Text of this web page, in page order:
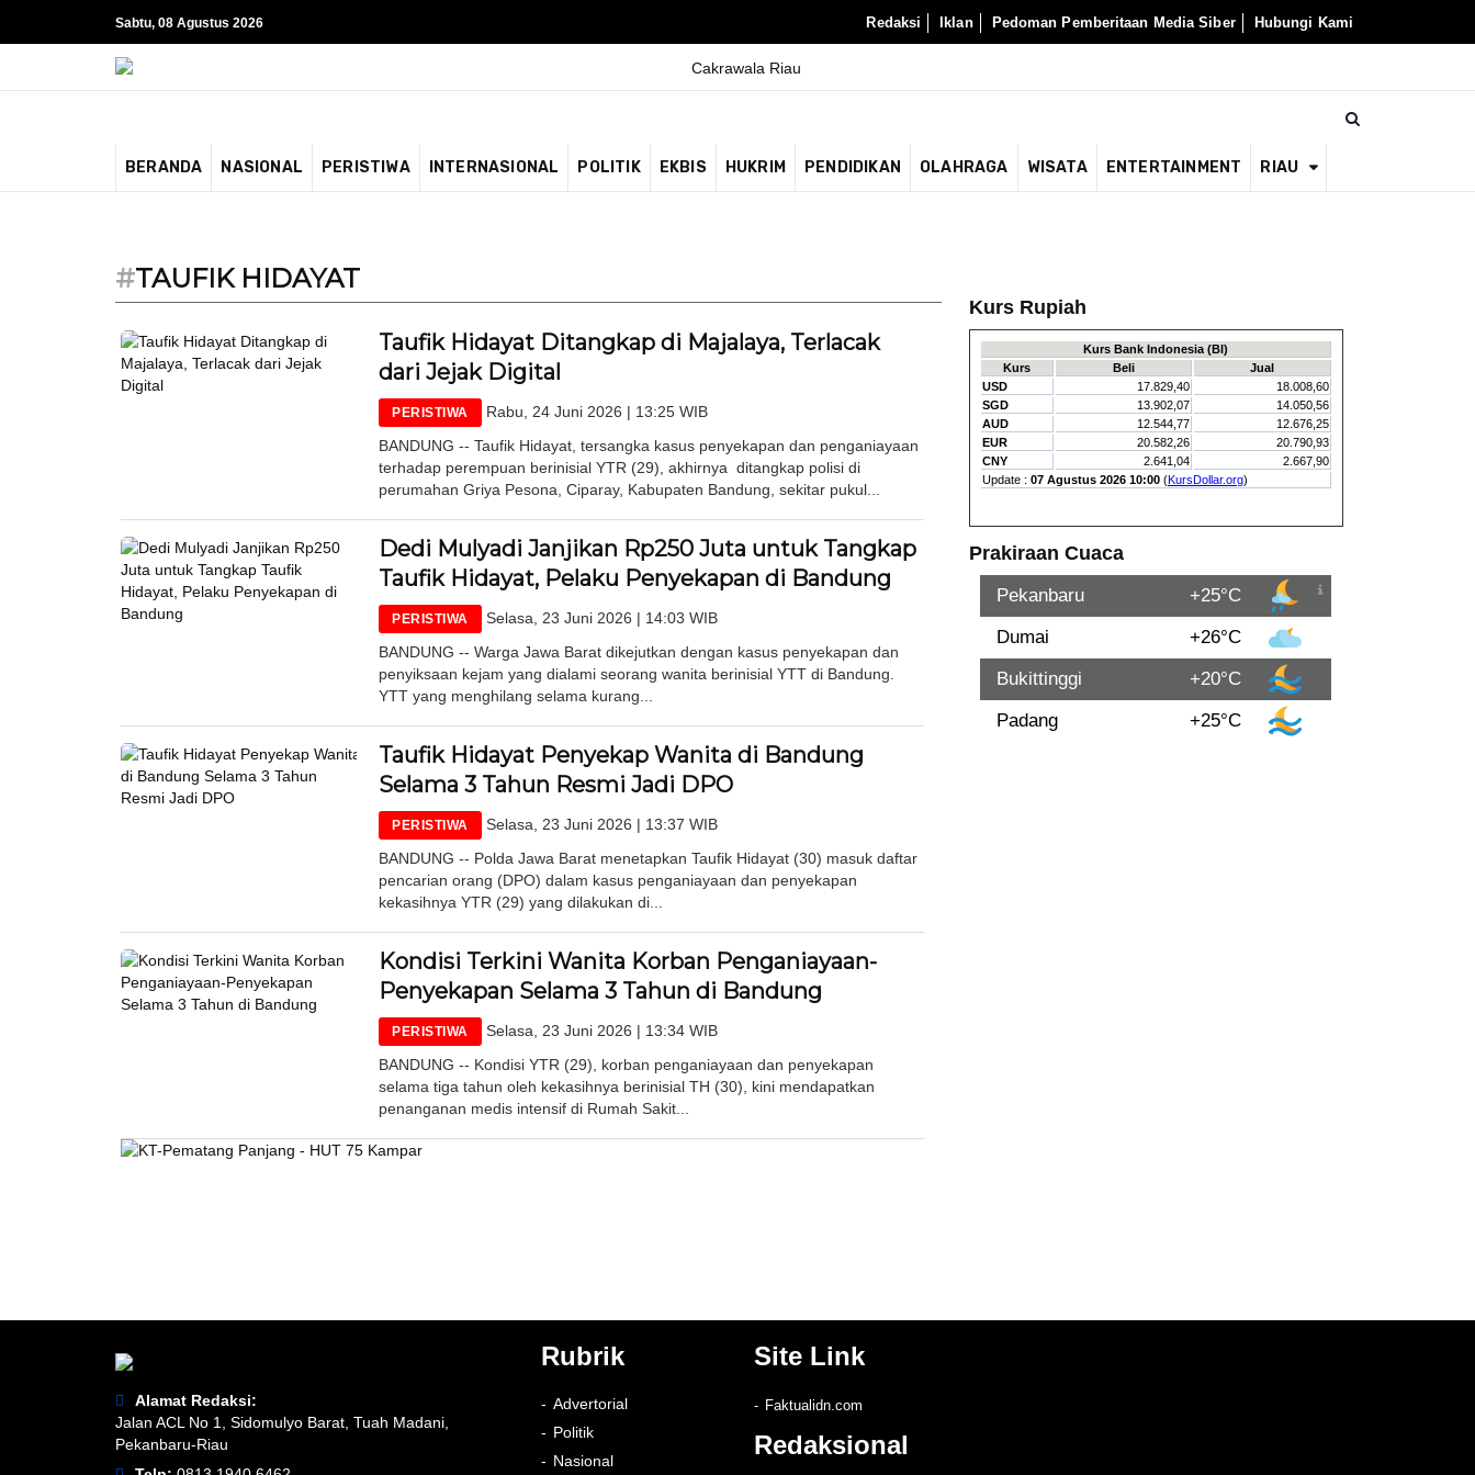
Sabtu, 08 Agustus 2026 Redaksi Iklan Pedoman Pemberitaan Media Siber Hubungi Kami
BERANDA NASIONAL PERISTIWA INTERNASIONAL POLITIK EKBIS HUKRIM PENDIDIKAN OLAHRAGA WISATA ENTERTAINMENT RIAU
#TAUFIK HIDAYAT
Taufik Hidayat Ditangkap di Majalaya, Terlacak
dari Jejak Digital
PERISTIWA
Rabu, 24 Juni 2026 | 13:25 WIB
BANDUNG -- Taufik Hidayat, tersangka kasus penyekapan dan penganiayaan
terhadap perempuan berinisial YTR (29), akhirnya ditangkap polisi di
perumahan Griya Pesona, Ciparay, Kabupaten Bandung, sekitar pukul...
Dedi Mulyadi Janjikan Rp250 Juta untuk Tangkap
Taufik Hidayat, Pelaku Penyekapan di Bandung
PERISTIWA
Selasa, 23 Juni 2026 | 14:03 WIB
BANDUNG -- Warga Jawa Barat dikejutkan dengan kasus penyekapan dan
penyiksaan kejam yang dialami seorang wanita berinisial YTT di Bandung.
YTT yang menghilang selama kurang...
Taufik Hidayat Penyekap Wanita di Bandung
Selama 3 Tahun Resmi Jadi DPO
PERISTIWA
Selasa, 23 Juni 2026 | 13:37 WIB
BANDUNG -- Polda Jawa Barat menetapkan Taufik Hidayat (30) masuk daftar
pencarian orang (DPO) dalam kasus penganiayaan dan penyekapan
kekasihnya YTR (29) yang dilakukan di...
Kondisi Terkini Wanita Korban Penganiayaan-
Penyekapan Selama 3 Tahun di Bandung
PERISTIWA
Selasa, 23 Juni 2026 | 13:34 WIB
BANDUNG -- Kondisi YTR (29), korban penganiayaan dan penyekapan
selama tiga tahun oleh kekasihnya berinisial TH (30), kini mendapatkan
penanganan medis intensif di Rumah Sakit...
Kurs Rupiah
Prakiraan Cuaca
Pekanbaru
+25°C
Dumai
+26°C
Bukittinggi
+20°C
Padang
+25°C
Alamat Redaksi:
Jalan ACL No 1, Sidomulyo Barat, Tuah Madani,
Pekanbaru-Riau
Rubrik
Advertorial
Politik
Nasional
Site Link
Faktualidn.com
Redaksional